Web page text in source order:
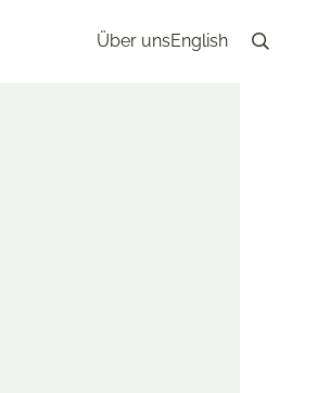
Über unsEnglish Search